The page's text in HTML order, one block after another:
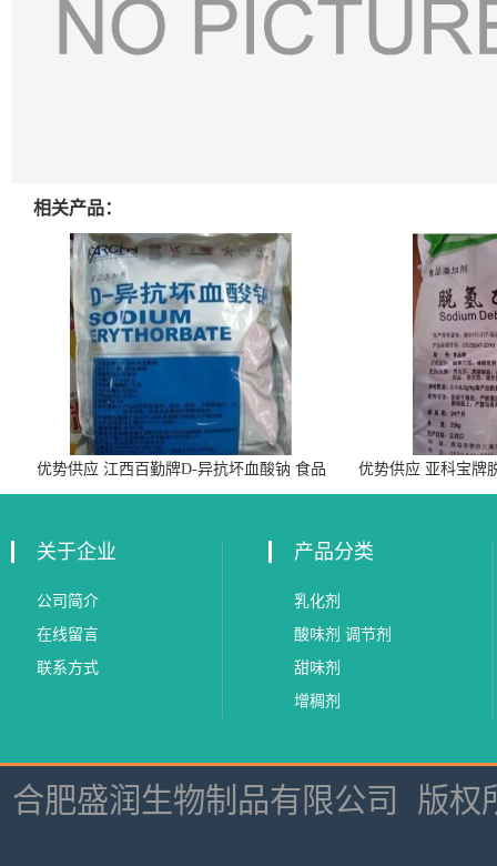
相关产品：
优势供应 江西百勤牌D-异抗坏血酸钠 食品
级抗氧化剂
优势供应 亚科宝牌
关于企业
公司简介
在线留言
联系方式
产品分类
乳化剂
酸味剂 调节剂
甜味剂
增稠剂
合肥盛润生物制品有限公司 版权